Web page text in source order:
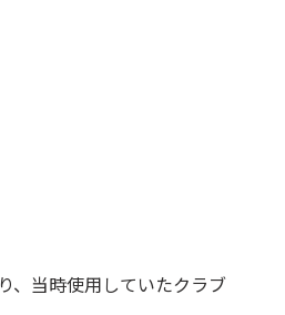
、当時使用していたクラブ